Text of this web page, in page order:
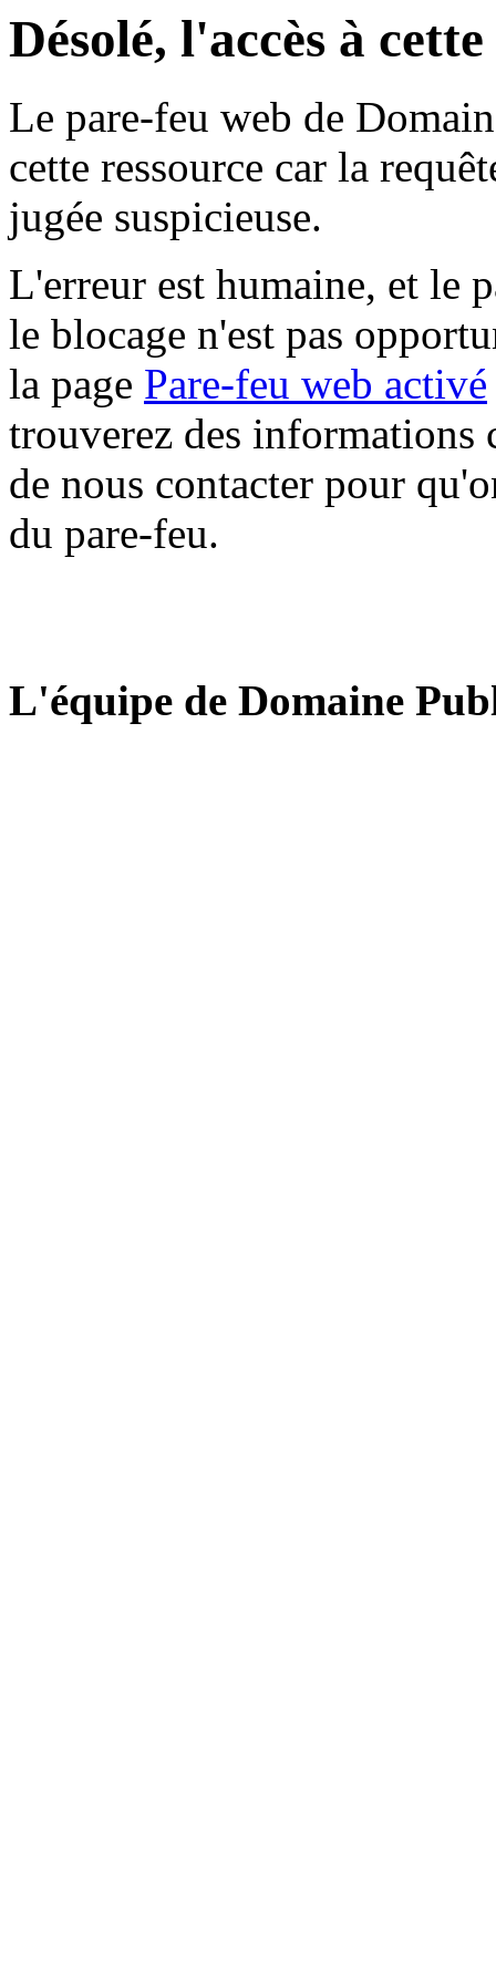
Désolé, l'accès à
Le pare-feu web de
cette ressource car la
jugée suspicieuse.
L'erreur est humaine, et le
le blocage n'est pas
la page Pare-feu web activé
trouverez des informations
de nous contacter pour
du pare-feu.
L'équipe de Domaine